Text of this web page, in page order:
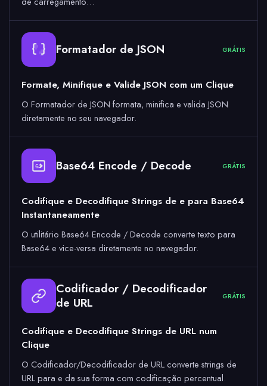
Formatador de JSON GRÁTIS
Formate, Minifique e Valide JSON com um Clique
O Formatador de JSON formata, minifica e valida JSON
diretamente no seu navegador.
64 Base64 Encode / Decode GRÁTIS
Codifique e Decodifique Strings de e para Base64
Instantaneamente
O utilitário Base64 Encode / Decode converte texto para
Base64 e vice-versa diretamente no navegador.
Codificador / Decodificador
de URL
GRÁTIS
Codifique e Decodifique Strings de URL num
Clique
O Codificador/Decodificador de URL converte strings de
URL para e da sua forma com codificação percentual.